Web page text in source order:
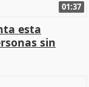
01:37
esta
sin